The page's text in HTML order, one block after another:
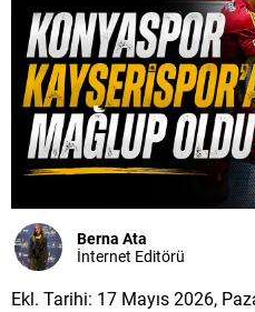
Berna Ata
İnternet Editörü
Ekl. Tarihi: 17 Mayıs 2026,